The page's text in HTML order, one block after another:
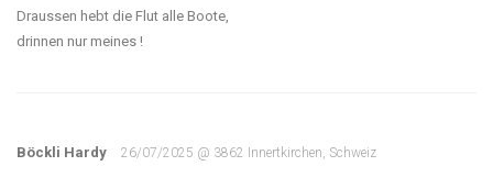
Draussen hebt die Flut alle Boote,
drinnen nur meines !
Böckli Hardy 26/07/2025 @ 3862 Innertkirchen, Schweiz